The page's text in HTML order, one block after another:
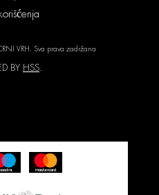
VRH. Sva prava zadržana
BY HSS.